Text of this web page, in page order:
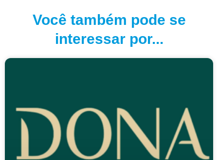
Você também pode se
interessar por...